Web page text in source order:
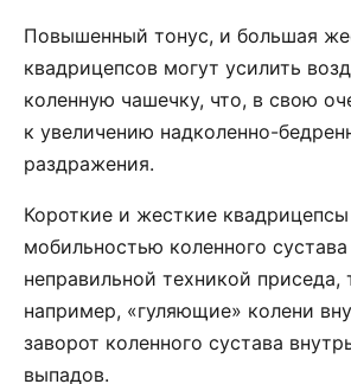
Повышенный тонус, и большая
квадрицепсов могут усилить
коленную чашечку, что, в свою
к увеличению надколенно-
раздражения.
Короткие и жесткие
мобильностью коленного сустава
неправильной техникой приседа,
например, «гуляющие» колени
заворот коленного сустава
выпадов.